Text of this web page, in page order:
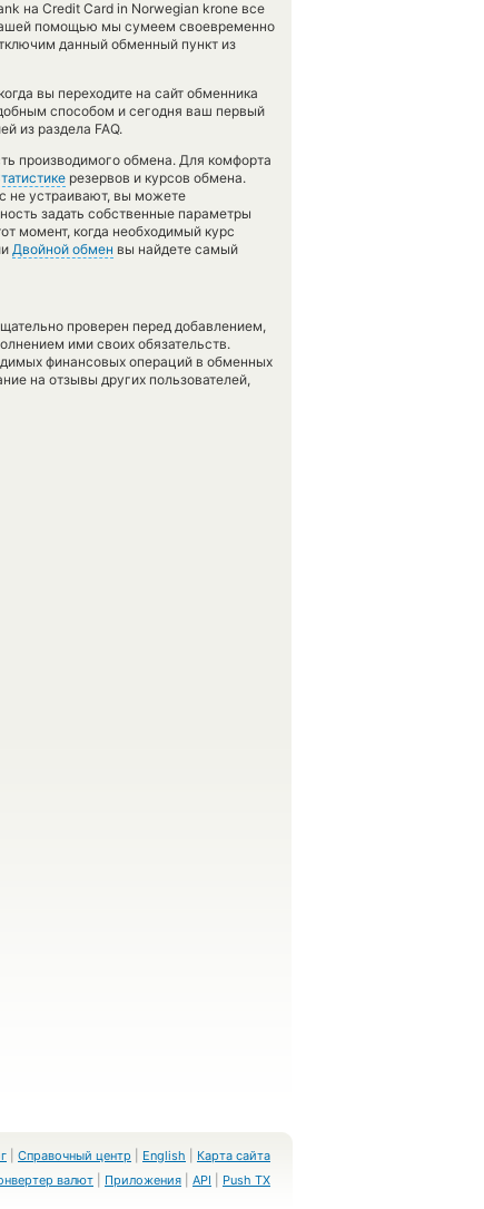
на Credit Card in Norwegian krone все
помощью мы сумеем своевременно
данный обменный пункт из
вы переходите на сайт обменника
способом и сегодня ваш первый
из раздела FAQ.
производимого обмена. Для комфорта
резервов и курсов обмена.
не устраивают, вы можете
задать собственные параметры
момент, когда необходимый курс
Двойной обмен вы найдете самый
проверен перед добавлением,
ими своих обязательств.
финансовых операций в обменных
на отзывы других пользователей,
Справочный центр English
Карта сайта
валют
Приложения API Push TX